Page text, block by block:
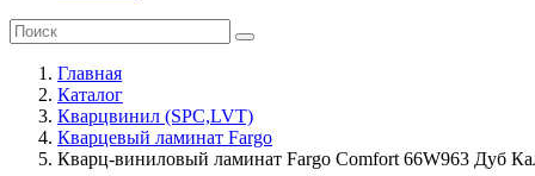
Главная
Каталог
Кварцвинил (SPC,LVT)
Кварцевый ламинат Fargo
Кварц-виниловый ламинат Fargo Comfort 66W963 Дуб